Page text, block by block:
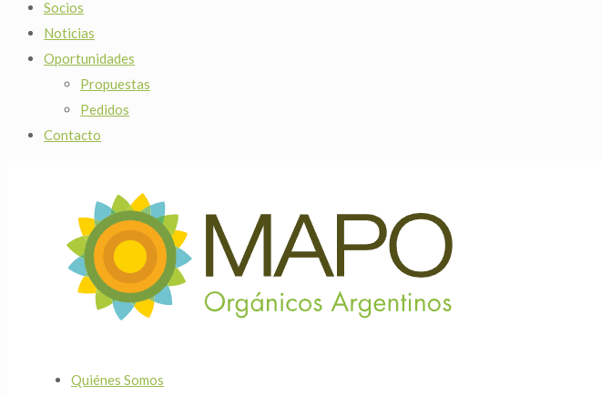
Socios
Noticias
Oportunidades
Propuestas
Pedidos
Contacto
Quiénes Somos